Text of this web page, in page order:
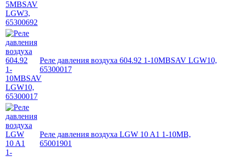
Реле давления воздуха 604.92 1-10MBSAV LGW10,
65300017
Реле давления воздуха LGW 10 A1 1-10MB,
65001901